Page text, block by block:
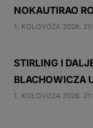
NOKAUTIRAO
1. KOLOVOZA 2026.
STIRLING I
BLACHOWICZA
1. KOLOVOZA 2026.